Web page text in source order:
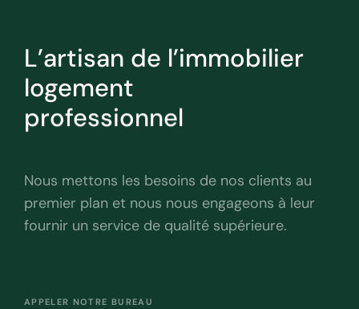
L’artisan de l’immobilier
logement
professionnel
Nous mettons les besoins de nos clients au
premier plan et nous nous engageons à leur
fournir un service de qualité supérieure.
APPELER NOTRE BUREAU